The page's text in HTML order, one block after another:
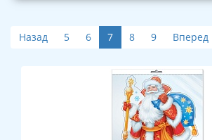
Назад 5 6 7 8 9 Вперед